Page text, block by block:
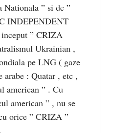
Nationala ” si de ”
INDEPENDENT
” CRIZA
Ukrainian ,
pe LNG ( gaze
: Quatar , etc ,
american ” . Cu
american ” , nu se
orice ” CRIZA ”